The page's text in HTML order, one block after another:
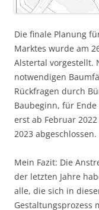
Die finale Planung
Marktes wurde am
Alstertal vorgestellt.
notwendigen
Rückfragen durch
Baubeginn, für
erst ab Februar
2023 abgeschlossen.
Mein Fazit: Die
der letzten Jahre
alle, die sich in
Gestaltungsprozess